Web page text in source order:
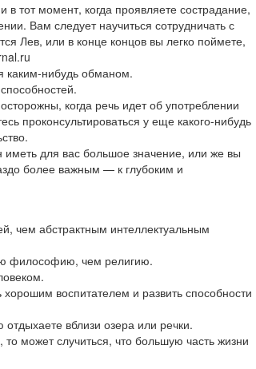
тот момент, когда проявляете сострадание,
Вам следует научиться сотрудничать с
Лев, или в конце концов вы легко поймете,
каким-нибудь обманом.
когда речь идет об употреблении
проконсультироваться у еще какого-нибудь
для вас большое значение, или же вы
более важным — к глубоким и
чем абстрактным интеллектуальным
философию, чем религию.
воспитателем и развить способности
вблизи озера или речки.
может случиться, что большую часть жизни